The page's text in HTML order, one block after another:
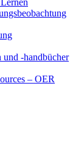
und -handbücher
– OER